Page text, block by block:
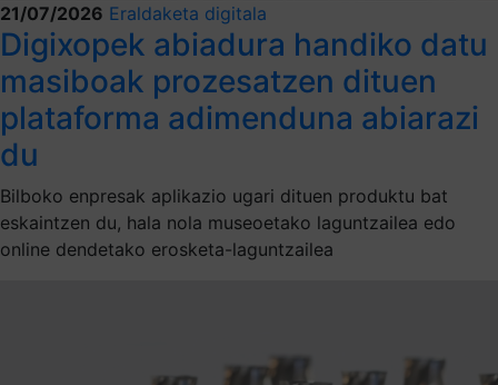
21/07/2026 Eraldaketa digitala
Digixopek abiadura handiko datu
masiboak prozesatzen dituen
plataforma adimenduna abiarazi
du
Bilboko enpresak aplikazio ugari dituen produktu bat
eskaintzen du, hala nola museoetako laguntzailea edo
online dendetako erosketa-laguntzailea